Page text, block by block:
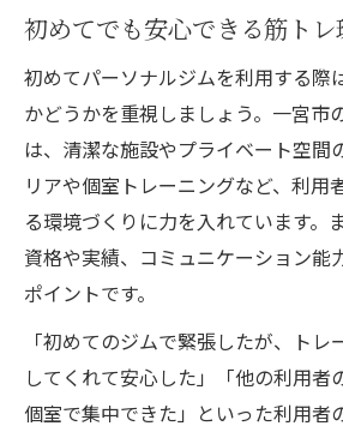
初めてでも安心できる筋ト
初めてパーソナルジムを利用する際
かどうかを重視しましょう。一宮市
は、清潔な施設やプライベート空間
リアや個室トレーニングなど、利用
る環境づくりに力を入れています。
資格や実績、コミュニケーション能
ポイントです。
「初めてのジムで緊張したが、ト
してくれて安心した」「他の利用者
個室で集中できた」といった利用者